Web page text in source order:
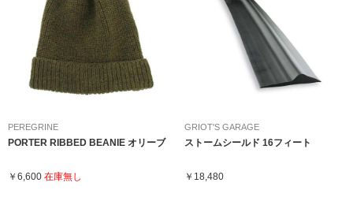
PEREGRINE
PORTER RIBBED BEANIE オリーブ
￥6,600 在庫無し
GRIOT'S GARAGE
ストームシールド 16フィート
￥18,480